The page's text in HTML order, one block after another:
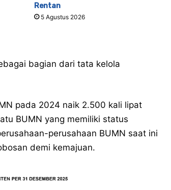
Rentan
5 Agustus 2026
bagian dari tata kelola
pada 2024 naik 2.500 kali lipat
BUMN yang memiliki status
perusahaan BUMN saat ini
demi kemajuan.